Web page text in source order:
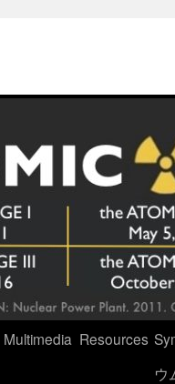
Multimedia Resources
ウ